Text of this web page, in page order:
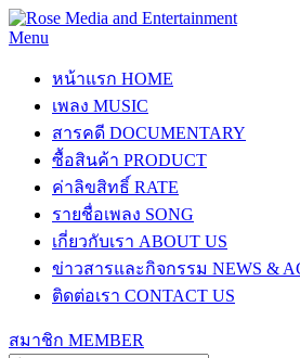
Menu
หน้าแรก HOME
เพลง MUSIC
สารคดี DOCUMENTARY
ซื้อสินค้า PRODUCT
ค่าลิขสิทธิ์ RATE
รายชื่อเพลง SONG
เกี่ยวกับเรา ABOUT US
ข่าวสารและกิจกรรม NEWS &
ติดต่อเรา CONTACT US
สมาชิก MEMBER